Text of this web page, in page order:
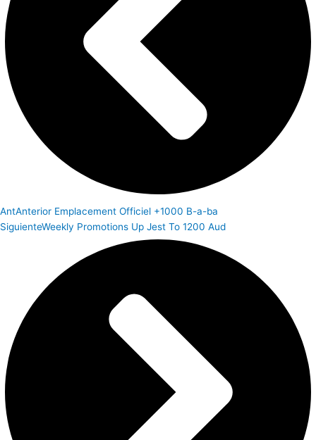
AntAnterior Emplacement Officiel +1000 B-a-ba
SiguienteWeekly Promotions Up Jest To 1200 Aud